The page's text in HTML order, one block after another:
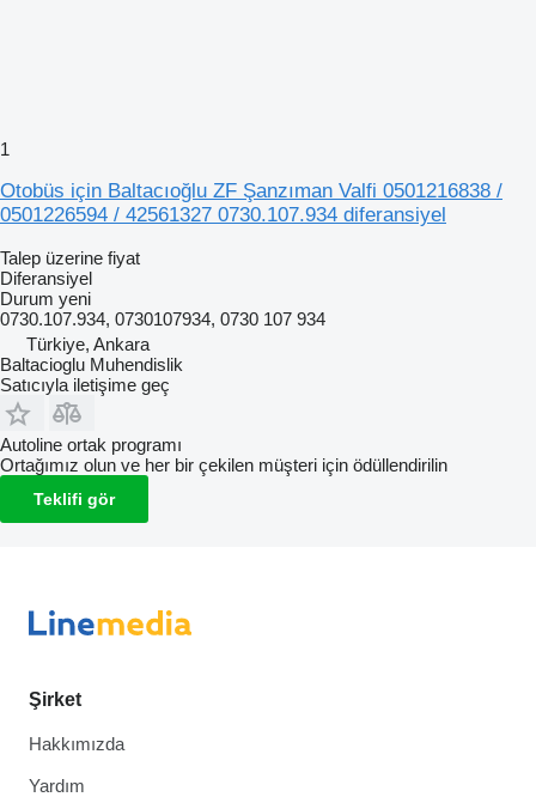
1
Otobüs için Baltacıoğlu ZF Şanzıman Valfi 0501216838 /
0501226594 / 42561327 0730.107.934 diferansiyel
Talep üzerine fiyat
Diferansiyel
Durum yeni
0730.107.934, 0730107934, 0730 107 934
Türkiye, Ankara
Baltacioglu Muhendislik
Satıcıyla iletişime geç
Autoline ortak programı
Ortağımız olun ve her bir çekilen müşteri için ödüllendirilin
Teklifi gör
Şirket
Hakkımızda
Yardım